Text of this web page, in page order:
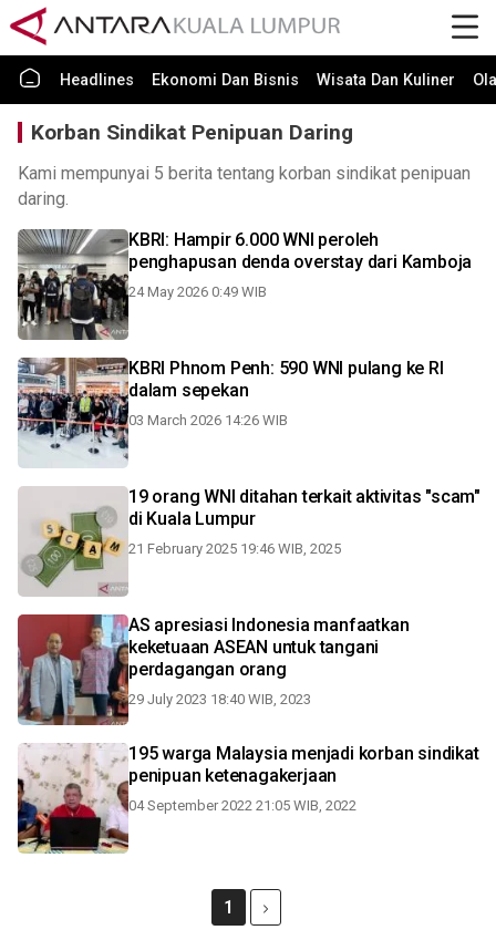
Headlines Ekonomi Dan Bisnis Wisata Dan Kuliner
Korban Sindikat Penipuan Daring
Kami mempunyai 5 berita tentang korban sindikat penipuan
daring.
KBRI: Hampir 6.000 WNI peroleh
penghapusan denda overstay dari Kamboja
24 May 2026 0:49 WIB
KBRI Phnom Penh: 590 WNI pulang ke RI
dalam sepekan
03 March 2026 14:26 WIB
19 orang WNI ditahan terkait aktivitas "scam"
di Kuala Lumpur
21 February 2025 19:46 WIB, 2025
AS apresiasi Indonesia manfaatkan
keketuaan ASEAN untuk tangani
perdagangan orang
29 July 2023 18:40 WIB, 2023
195 warga Malaysia menjadi korban sindikat
penipuan ketenagakerjaan
04 September 2022 21:05 WIB, 2022
1